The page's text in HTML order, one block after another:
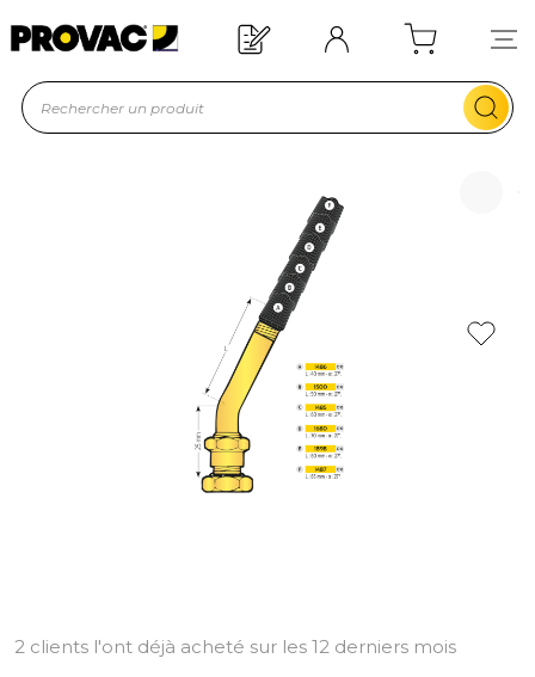
Offre de bienvenue : 20€ offerts !
En savoir plus
2 clients l'ont déjà acheté sur les 12 derniers mois